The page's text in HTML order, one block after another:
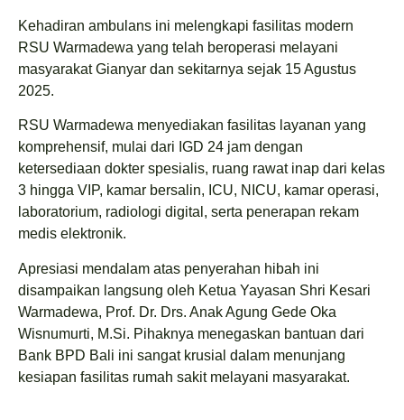
Kehadiran ambulans ini melengkapi fasilitas modern
RSU Warmadewa yang telah beroperasi melayani
masyarakat Gianyar dan sekitarnya sejak 15 Agustus
2025.
RSU Warmadewa menyediakan fasilitas layanan yang
komprehensif, mulai dari IGD 24 jam dengan
ketersediaan dokter spesialis, ruang rawat inap dari kelas
3 hingga VIP, kamar bersalin, ICU, NICU, kamar operasi,
laboratorium, radiologi digital, serta penerapan rekam
medis elektronik.
Apresiasi mendalam atas penyerahan hibah ini
disampaikan langsung oleh Ketua Yayasan Shri Kesari
Warmadewa, Prof. Dr. Drs. Anak Agung Gede Oka
Wisnumurti, M.Si. Pihaknya menegaskan bantuan dari
Bank BPD Bali ini sangat krusial dalam menunjang
kesiapan fasilitas rumah sakit melayani masyarakat.